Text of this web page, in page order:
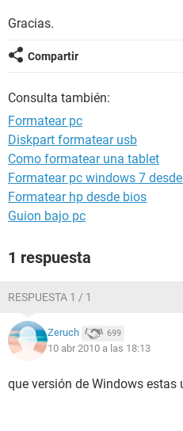
Gracias.
Compartir
Consulta también:
Formatear pc
Diskpart formatear usb
Como formatear una tablet
Formatear pc windows 7
Formatear hp desde bios
Guion bajo pc
1 respuesta
RESPUESTA 1 / 1
Zeruch 699
10 abr 2010 a las 18:13
que versión de Windows estas